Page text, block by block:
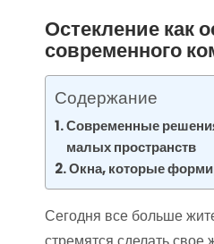
Остекление как
современного
Содержание
Современные
малых пространств
Окна, которые
Сегодня все больше